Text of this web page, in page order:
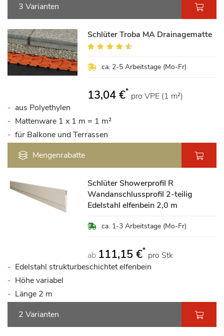
3 Varianten
Schlüter Troba MA Drainagematte
Bewertung:
ca. 2-5 Arbeitstage (Mo-Fr)
13,04 €* pro VPE (1 m²)
aus Polyethylen
Mattenware 1 x 1 m = 1 m²
für Balkone und Terrassen
Mengenrabatte
Schlüter Showerprofil R
Wandanschlussprofil 2-teilig
Edelstahl elfenbein 2,0 m
ca. 1-3 Arbeitstage (Mo-Fr)
ab 111,15 €* pro Stk
Edelstahl strukturbeschichtet elfenbein
Höhe variabel
Länge 2 m
2 Varianten